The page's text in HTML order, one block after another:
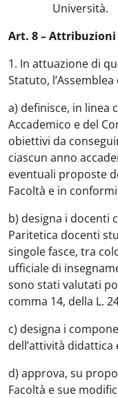
Università.
Art. 8 – Attribuzioni
1. In attuazione di
Statuto, l’Assemblea
a) definisce, in linea
Accademico e del
obiettivi da
ciascun anno
eventuali proposte
Facoltà e in
b) designa i docenti
Paritetica docenti
singole fasce, tra
ufficiale di
sono stati valutati
comma 14, della L.
c) designa i
dell’attività didattica
d) approva, su
Facoltà e sue